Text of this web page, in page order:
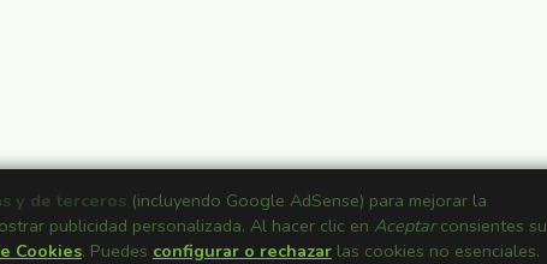
y de terceros (incluyendo Google AdSense) para mejorar la
publicidad personalizada. Al hacer clic en Aceptarconsientes su
Cookies. Puedes configurar o rechazar las cookies no esenciales.